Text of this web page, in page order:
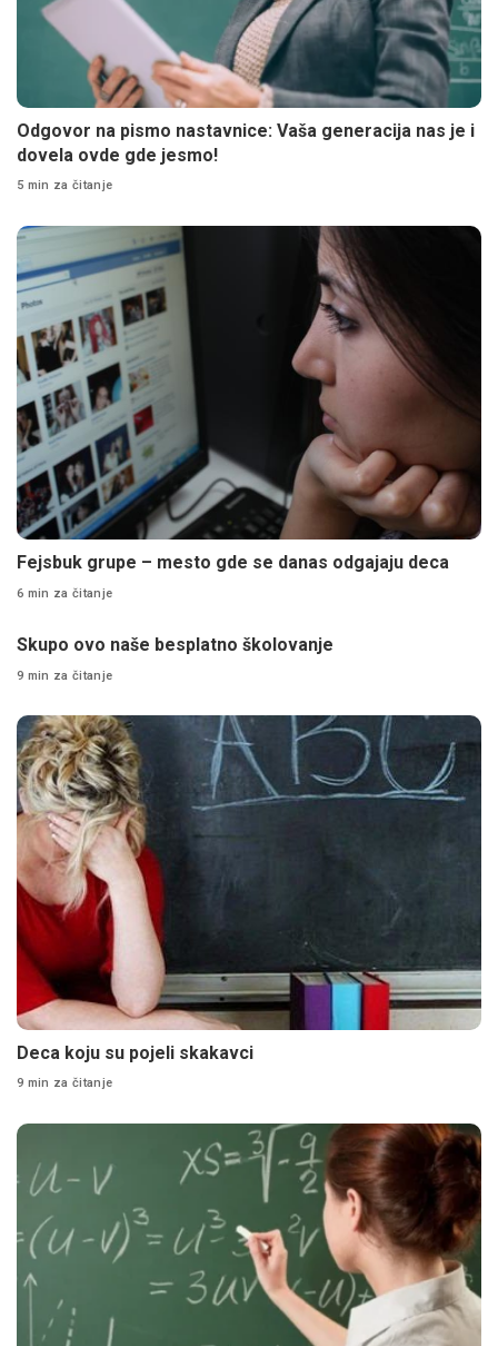
Odgovor na pismo nastavnice: Vaša generacija nas je i
dovela ovde gde jesmo!
5 min za čitanje
Fejsbuk grupe – mesto gde se danas odgajaju deca
6 min za čitanje
Skupo ovo naše besplatno školovanje
9 min za čitanje
Deca koju su pojeli skakavci
9 min za čitanje